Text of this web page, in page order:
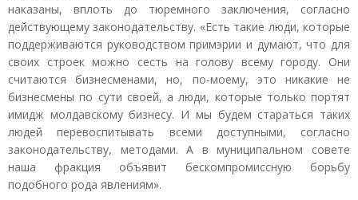
наказаны, вплоть до тюремного заключения, согласно
действующему законодательству. «Есть такие люди, которые
поддерживаются руководством примэрии и думают, что для
своих строек можно сесть на голову всему городу. Они
считаются бизнесменами, но, по-моему, это никакие не
бизнесмены по сути своей, а люди, которые только портят
имидж молдавскому бизнесу. И мы будем стараться таких
людей перевоспитывать всеми доступными, согласно
законодательству, методами. А в муниципальном совете
наша фракция объявит бескомпромиссную борьбу
подобного рода явлениям».